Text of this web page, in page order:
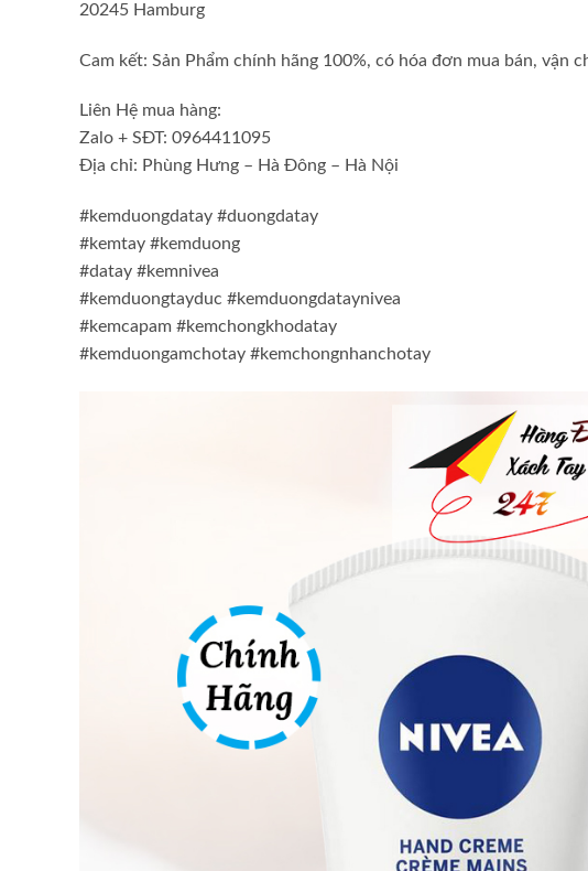
20245 Hamburg
Cam kết: Sản Phẩm chính hãng 100%, có hóa đơn mua bán, vận
Liên Hệ mua hàng:
Zalo + SĐT: 0964411095
Địa chỉ: Phùng Hưng – Hà Đông – Hà Nội
#kemduongdatay #duongdatay
#kemtay #kemduong
#datay #kemnivea
#kemduongtayduc #kemduongdataynivea
#kemcapam #kemchongkhodatay
#kemduongamchotay #kemchongnhanchotay